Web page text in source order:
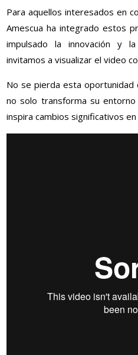
Para aquellos interesados en
Amescua ha integrado estos
impulsado la innovación y
invitamos a visualizar el video
No se pierda esta
no solo transforma su
inspira cambios significativos